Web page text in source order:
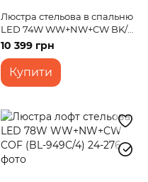
Люстра стельова в спальню
LED 74W WW+NW+CW BK/G
(WBL-57C/3)
10 399 грн
Купити